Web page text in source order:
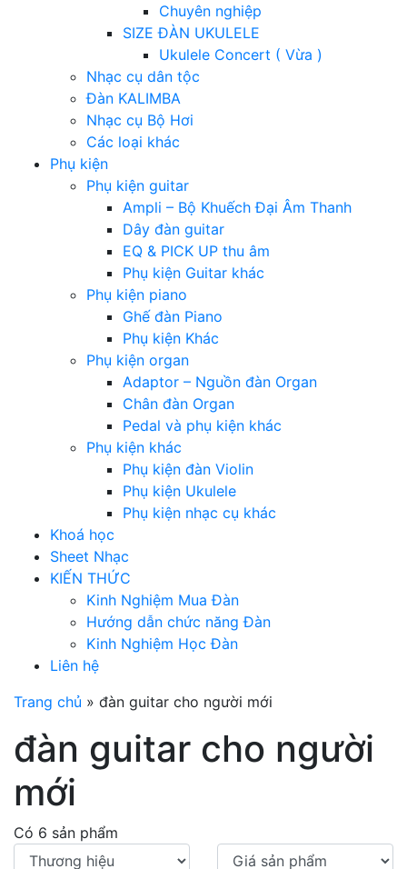
Chuyên nghiệp
SIZE ĐÀN UKULELE
Ukulele Concert ( Vừa )
Nhạc cụ dân tộc
Đàn KALIMBA
Nhạc cụ Bộ Hơi
Các loại khác
Phụ kiện
Phụ kiện guitar
Ampli – Bộ Khuếch Đại Âm Thanh
Dây đàn guitar
EQ & PICK UP thu âm
Phụ kiện Guitar khác
Phụ kiện piano
Ghế đàn Piano
Phụ kiện Khác
Phụ kiện organ
Adaptor – Nguồn đàn Organ
Chân đàn Organ
Pedal và phụ kiện khác
Phụ kiện khác
Phụ kiện đàn Violin
Phụ kiện Ukulele
Phụ kiện nhạc cụ khác
Khoá học
Sheet Nhạc
KIẾN THỨC
Kinh Nghiệm Mua Đàn
Hướng dẫn chức năng Đàn
Kinh Nghiệm Học Đàn
Liên hệ
Trang chủ » đàn guitar cho người mới
đàn guitar cho người
mới
Có 6 sản phẩm